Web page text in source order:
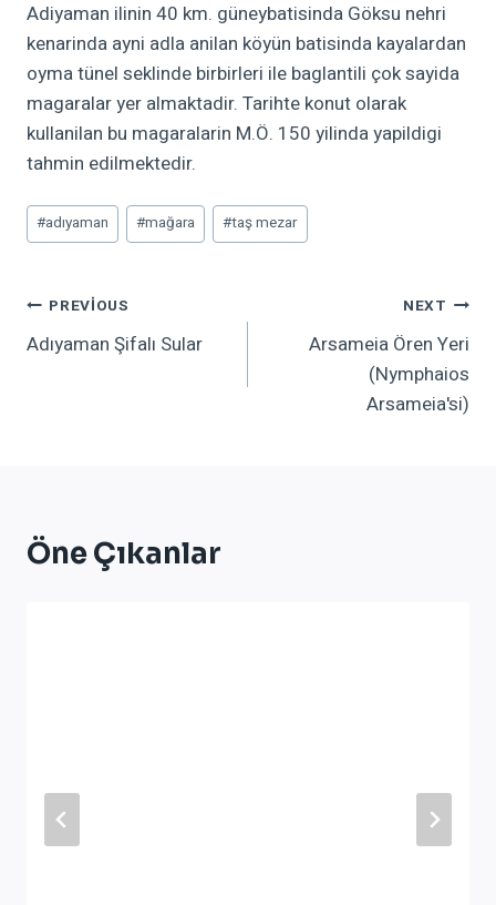
Adiyaman ilinin 40 km. güneybatisinda Göksu nehri
kenarinda ayni adla anilan köyün batisinda kayalardan
oyma tünel seklinde birbirleri ile baglantili çok sayida
magaralar yer almaktadir. Tarihte konut olarak
kullanilan bu magaralarin M.Ö. 150 yilinda yapildigi
tahmin edilmektedir.
Post
Tags:
#adıyaman #mağara #taş mezar
Yazı
Gezinmesi
PREVIOUS
Adıyaman Şifalı Sular
NEXT
Arsameia Ören Yeri
(Nymphaios
Arsameia'si)
Öne Çıkanlar